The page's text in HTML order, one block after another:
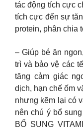
tác động tích cực
tích cực đến sự
protein, phân chia
– Giúp bé ăn
trì và bảo vệ các
tăng cảm giác
dịch, hạn chế ốm
nhưng kẽm lại có
nên chú ý bổ
BỔ SUNG